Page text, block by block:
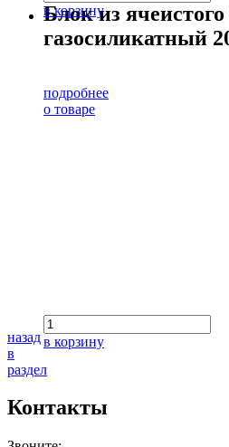
в корзину
Блок из ячеистого
газосиликатный
подробнее
о товаре
в корзину
назад
в
раздел
Контакты